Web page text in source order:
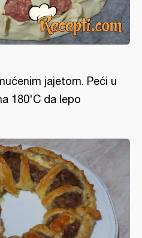
jajetom. Peći u
180'C da lepo